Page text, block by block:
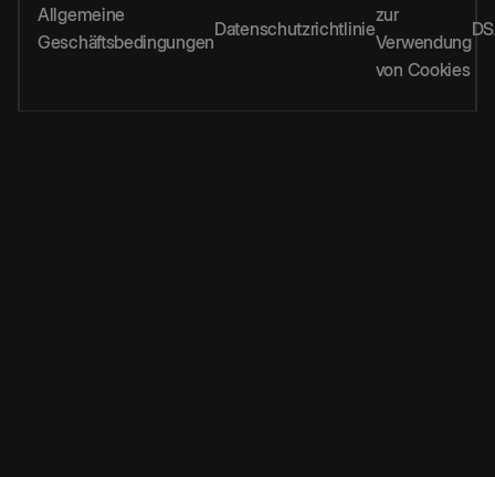
Allgemeine
Geschäftsbedingungen
Datenschutzrichtlinie
zur
Verwendung
von Cookies